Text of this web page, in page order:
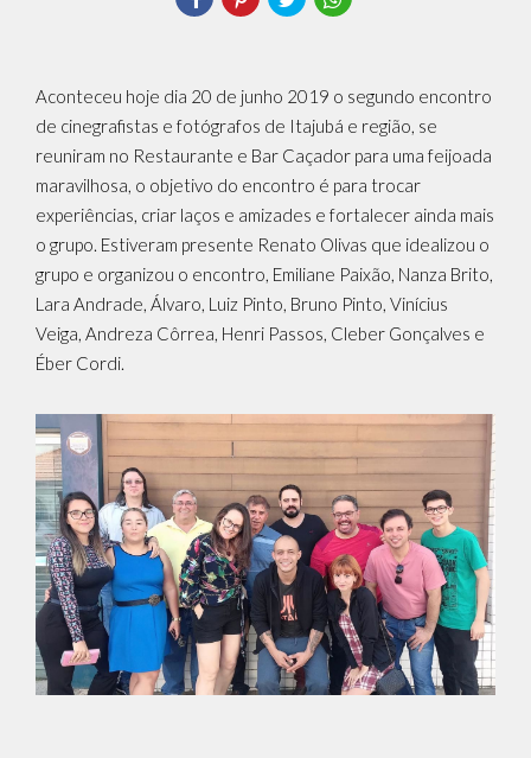
Aconteceu hoje dia 20 de junho 2019 o segundo encontro
de cinegrafistas e fotógrafos de Itajubá e região, se
reuniram no Restaurante e Bar Caçador para uma feijoada
maravilhosa, o objetivo do encontro é para trocar
experiências, criar laços e amizades e fortalecer ainda mais
o grupo. Estiveram presente Renato Olivas que idealizou o
grupo e organizou o encontro, Emiliane Paixão, Nanza Brito,
Lara Andrade, Álvaro, Luiz Pinto, Bruno Pinto, Vinícius
Veiga, Andreza Côrrea, Henri Passos, Cleber Gonçalves e
Éber Cordi.